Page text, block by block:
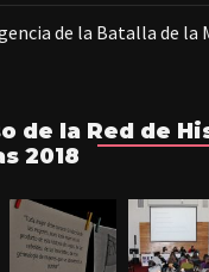
de la Batalla de la
de la Red de
2018